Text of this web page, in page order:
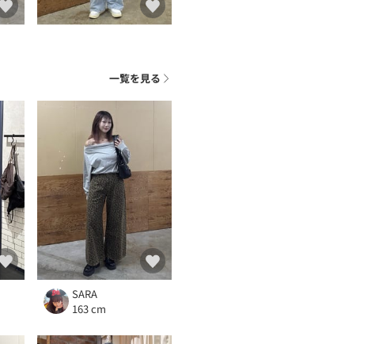
一覧を見る
SARA
163 cm